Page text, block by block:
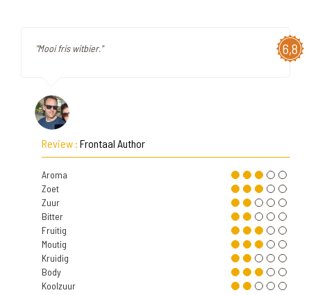
6,8
"Mooi fris witbier."
Review : Frontaal Author
Aroma
Zoet
Zuur
Bitter
Fruitig
Moutig
Kruidig
Body
Koolzuur